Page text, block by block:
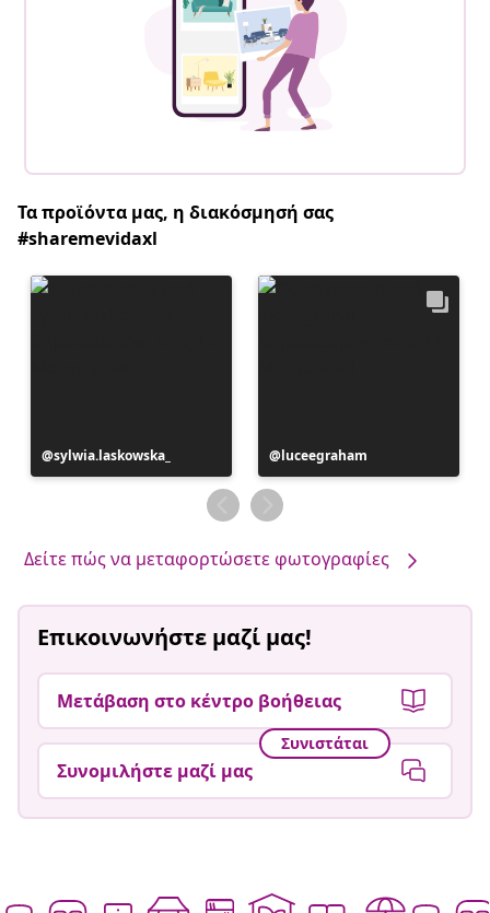
Τα προϊόντα μας, η διακόσμησή σας
#sharemevidaxl
Η
ανάρτηση
sylwia.laskowska_
Η
ανάρτηση
δημοσιεύθηκε
από
luceegraham
Δείτε πώς να μεταφορτώσετε φωτογραφίες
Επικοινωνήστε μαζί μας!
Μετάβαση στο κέντρο βοήθειας
Συνιστάται
Συνομιλήστε μαζί μας